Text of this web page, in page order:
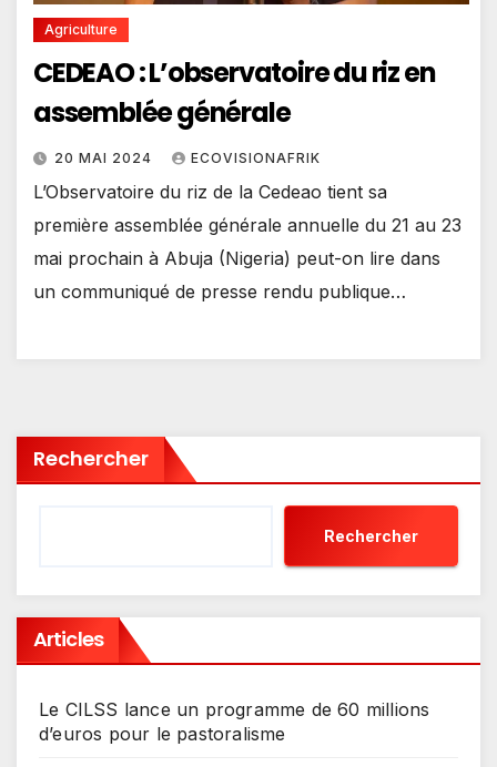
Agriculture
CEDEAO : L’observatoire du riz en
assemblée générale
20 MAI 2024 ECOVISIONAFRIK
L’Observatoire du riz de la Cedeao tient sa
première assemblée générale annuelle du 21 au 23
mai prochain à Abuja (Nigeria) peut-on lire dans
un communiqué de presse rendu publique…
Rechercher
Rechercher
Articles
Le CILSS lance un programme de 60 millions
d’euros pour le pastoralisme